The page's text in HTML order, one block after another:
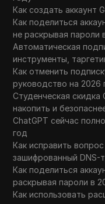
Как создать аккаунт
Как поделиться
не раскрывая пароли
Автоматическая
инструменты,
Как отменить
руководство на 2026
Студенческая скидка
накопить и
ChatGPT сейчас
год
Как исправить
зашифрованный DNS-
Как поделиться
раскрывая пароли в
Как использовать